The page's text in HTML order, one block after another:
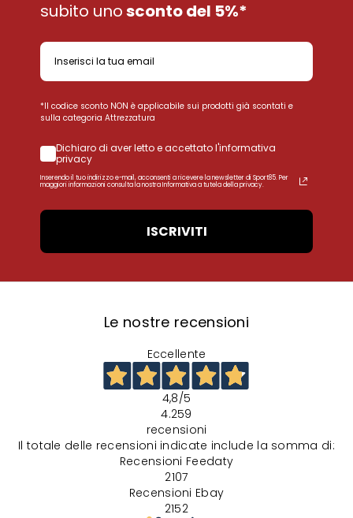
subito unosconto del 5%*
*Il codice sconto NON è applicabile sui prodotti già scontati e
sulla categoria Attrezzatura
Dichiaro di aver letto e accettato l'informativa
privacy
Inserendo il tuo indirizzo e-mail, acconsenti a ricevere la newsletter di Sport85. Per
maggiori informazioni consulta la nostra Informativa a tutela della privacy.
ISCRIVITI
Le nostre recensioni
Eccellente
4,8/5
4.259
recensioni
Il totale delle recensioni indicate include la somma di:
Recensioni Feedaty
2107
Recensioni Ebay
2152